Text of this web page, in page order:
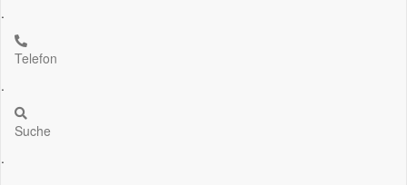
.
Telefon
.
Suche
.